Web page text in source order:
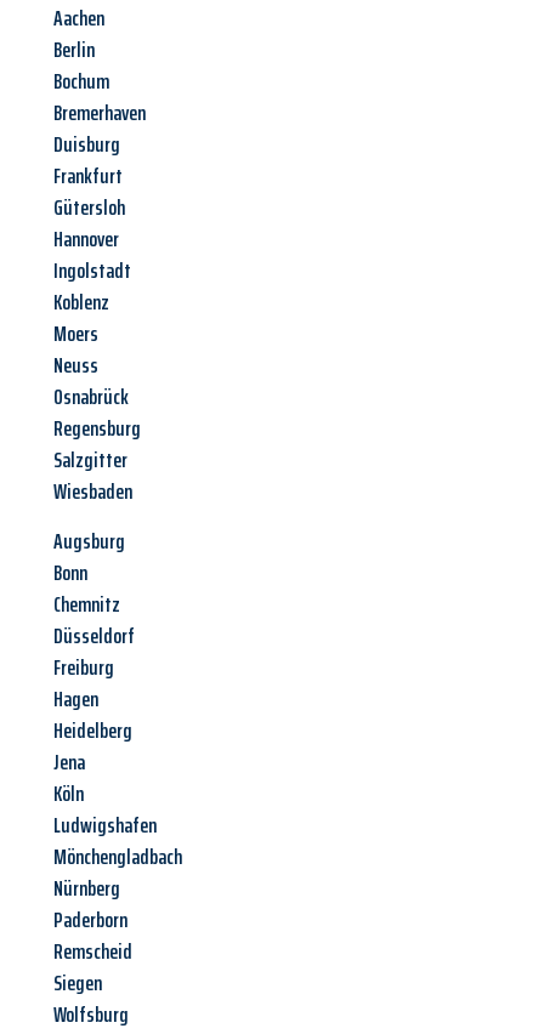
Aachen
Berlin
Bochum
Bremerhaven
Duisburg
Frankfurt
Gütersloh
Hannover
Ingolstadt
Koblenz
Moers
Neuss
Osnabrück
Regensburg
Salzgitter
Wiesbaden
Augsburg
Bonn
Chemnitz
Düsseldorf
Freiburg
Hagen
Heidelberg
Jena
Köln
Ludwigshafen
Mönchengladbach
Nürnberg
Paderborn
Remscheid
Siegen
Wolfsburg